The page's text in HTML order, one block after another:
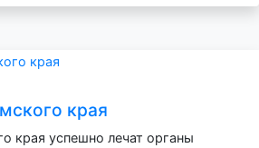
края
края успешно лечат органы